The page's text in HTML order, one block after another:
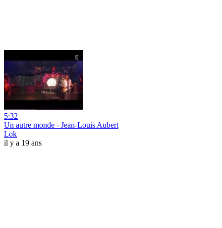
5:32
Un autre monde - Jean-Louis Aubert
Lok
il y a 19 ans